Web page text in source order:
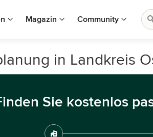
Magazin Community
in Landkreis
Sie kostenlos